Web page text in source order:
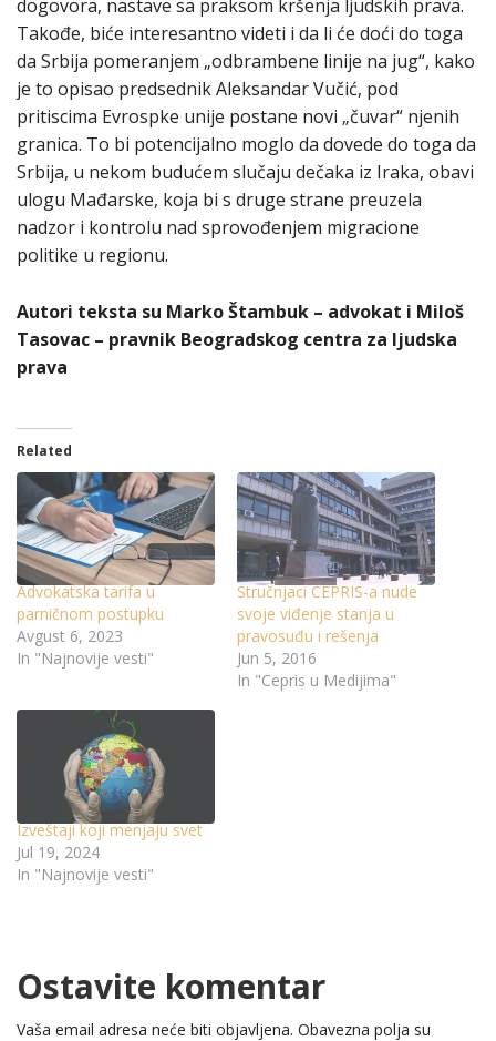
dogovora, nastave sa praksom kršenja ljudskih prava.
Takođe, biće interesantno videti i da li će doći do toga
da Srbija pomeranjem „odbrambene linije na jug“, kako
je to opisao predsednik Aleksandar Vučić, pod
pritiscima Evrospke unije postane novi „čuvar“ njenih
granica. To bi potencijalno moglo da dovede do toga da
Srbija, u nekom budućem slučaju dečaka iz Iraka, obavi
ulogu Mađarske, koja bi s druge strane preuzela
nadzor i kontrolu nad sprovođenjem migracione
politike u regionu.
Autori teksta su Marko Štambuk – advokat i Miloš
Tasovac – pravnik Beogradskog centra za ljudska
prava
Related
Advokatska tarifa u
parničnom postupku
Avgust 6, 2023
In "Najnovije vesti"
Stručnjaci CEPRIS-a nude
svoje viđenje stanja u
pravosuđu i rešenja
Jun 5, 2016
In "Cepris u Medijima"
Izveštaji koji menjaju svet
Jul 19, 2024
In "Najnovije vesti"
Ostavite komentar
Vaša email adresa neće biti objavljena. Obavezna polja su